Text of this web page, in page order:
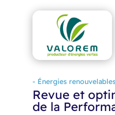
- Énergies renouvelables
Revue et
de la